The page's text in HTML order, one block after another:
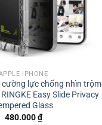
IPHONE
cường lực chống nhìn trộm
Easy Slide Privacy
Glass
480.000₫